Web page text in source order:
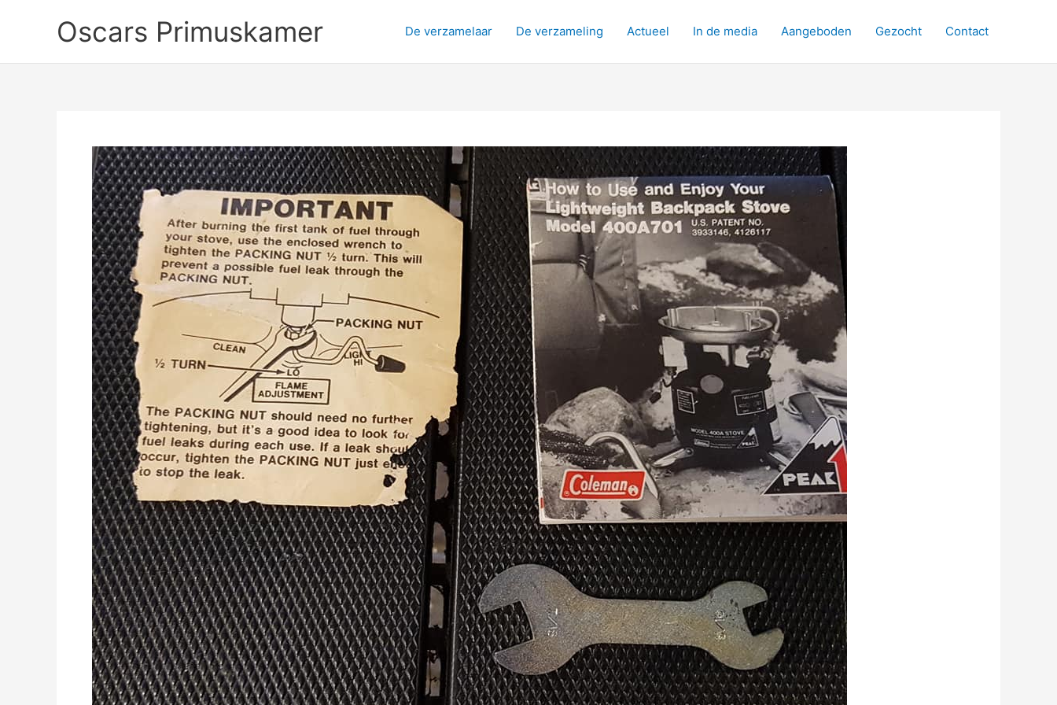
inhoud
Oscars Primuskamer De verzamelaar De verzameling Actueel In de media Aangeboden Gezocht Contact